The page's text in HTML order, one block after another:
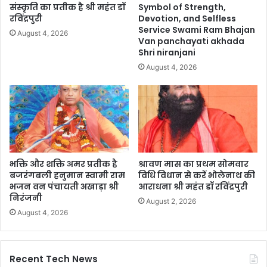
संस्कृति का प्रतीक है श्री महंत डॉ
रविंद्रपुरी
August 4, 2026
Symbol of Strength,
Devotion, and Selfless
Service Swami Ram Bhajan
Van panchayati akhada
Shri niranjani
August 4, 2026
भक्ति और शक्ति अमर प्रतीक है
बजरंगबली हनुमान स्वामी राम
भजन वन पंचायती अखाड़ा श्री
निरंजनी
August 4, 2026
श्रावण मास का प्रथम सोमवार
विधि विधान से करें भोलेनाथ की
आराधना श्री महंत डॉ रविंद्रपुरी
August 2, 2026
Recent Tech News